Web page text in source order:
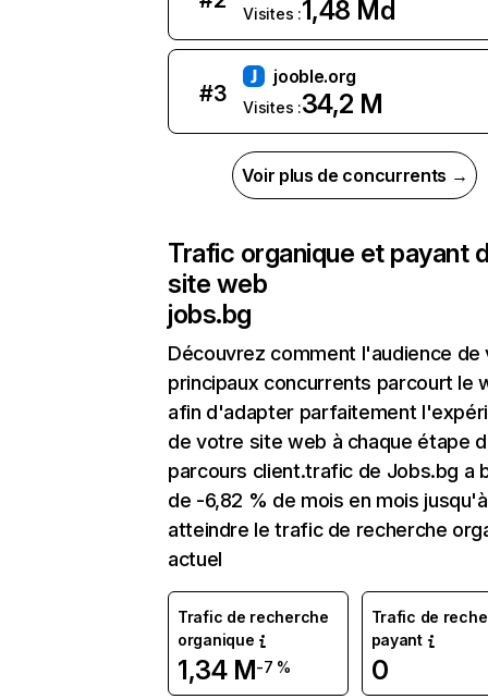
Visites :1,48 Md
#3
jooble.org
Visites :34,2 M
Voir plus de concurrents →
Trafic organique et payant
site web
jobs.bg
Découvrez comment l'audience de
principaux concurrents parcourt le
afin d'adapter parfaitement
de votre site web à chaque étape
parcours client.trafic de Jobs.bg a
de -6,82 % de mois en mois jusqu'à
atteindre le trafic de recherche
actuel
Trafic de recherche
organique
1,34 M-7 %
Trafic de
payant
0